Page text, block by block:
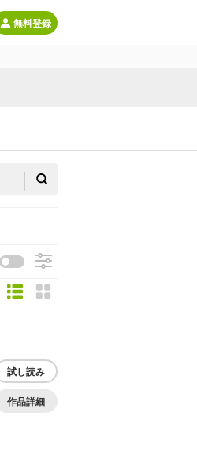
無料登録
試し読み
作品詳細